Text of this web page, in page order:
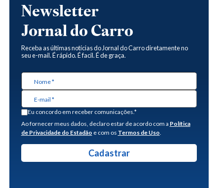
Newsletter
Jornal do Carro
Receba as últimas notícias do Jornal do Carro diretamente no
seu e-mail. É rápido. É facil. É de graça.
Eu concordo em receber comunicações.*
Ao fornecer meus dados, declaro estar de acordo com a Política
de Privacidade do Estadão e com os Termos de Uso.